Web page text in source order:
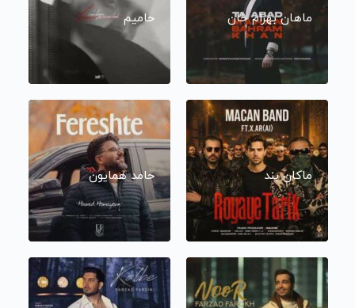
ماهان بهرام خان حامیم
ماکان بند حامد همایون